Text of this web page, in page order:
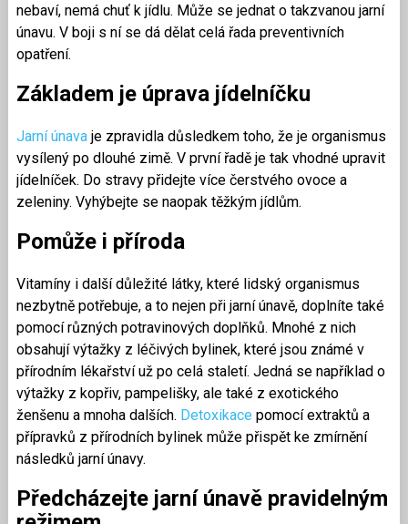
nebaví, nemá chuť k jídlu. Může se jednat o takzvanou jarní
únavu. V boji s ní se dá dělat celá řada preventivních
opatření.
Základem je úprava jídelníčku
Jarní únavaje zpravidla důsledkem toho, že je organismus
vysílený po dlouhé zimě. V první řadě je tak vhodné upravit
jídelníček. Do stravy přidejte více čerstvého ovoce a
zeleniny. Vyhýbejte se naopak těžkým jídlům.
Pomůže i příroda
Vitamíny i další důležité látky, které lidský organismus
nezbytně potřebuje, a to nejen při jarní únavě, doplníte také
pomocí různých potravinových doplňků. Mnohé z nich
obsahují výtažky z léčivých bylinek, které jsou známé v
přírodním lékařství už po celá staletí. Jedná se například o
výtažky z kopřiv, pampelišky, ale také z exotického
ženšenu a mnoha dalších. Detoxikace pomocí extraktů a
přípravků z přírodních bylinek může přispět ke zmírnění
následků jarní únavy.
Předcházejte jarní únavě pravidelným